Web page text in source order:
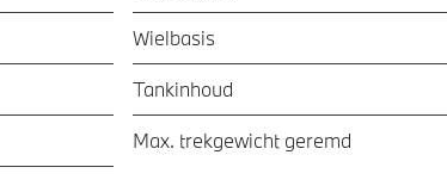
Wielbasis
Tankinhoud
Max. trekgewicht geremd